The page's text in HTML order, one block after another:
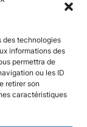
des technologies
informations des
permettra de
ou les ID
retirer son
caractéristiques